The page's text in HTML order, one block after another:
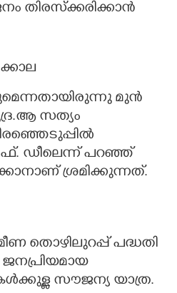
തിരസ്ക്കരിക്കാൻ
മുൻ
സത്യം
ഡീലെന്ന് പറഞ്ഞ്
ശ്രമിക്കുന്നത്.
തൊഴിലുറപ്പ് പദ്ധതി
സൗജന്യ യാത്ര.